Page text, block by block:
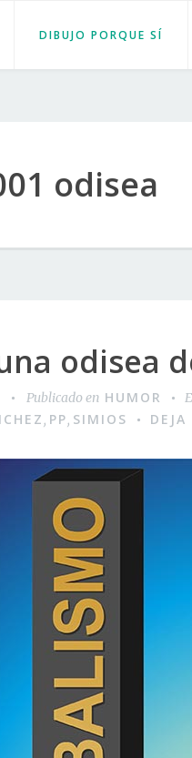
DIBUJO PORQUE SÍ
odisea
odisea
Publicado en HUMOR
, PP, SIMIOS